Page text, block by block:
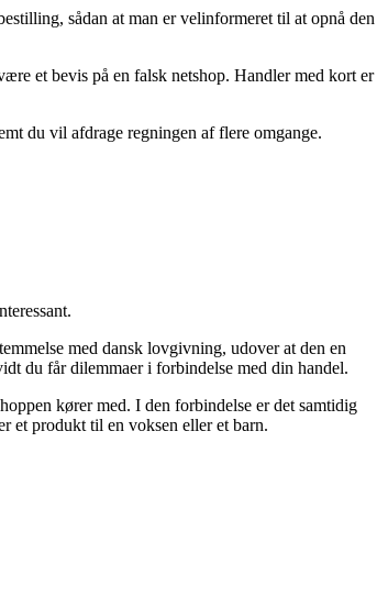
sådan at man er velinformeret til at opnå den
et bevis på en falsk netshop. Handler med kort er
du vil afdrage regningen af flere omgange.
med dansk lovgivning, udover at den en
du får dilemmaer i forbindelse med din handel.
kører med. I den forbindelse er det samtidig
et produkt til en voksen eller et barn.